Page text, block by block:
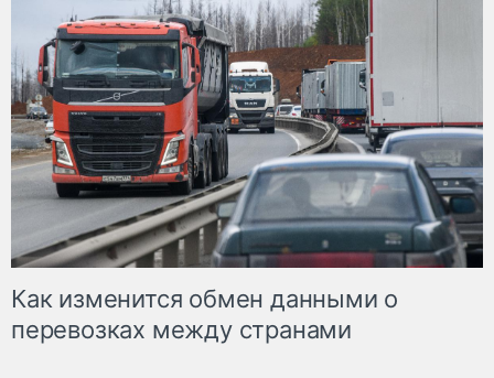
Как изменится обмен данными о
перевозках между странами